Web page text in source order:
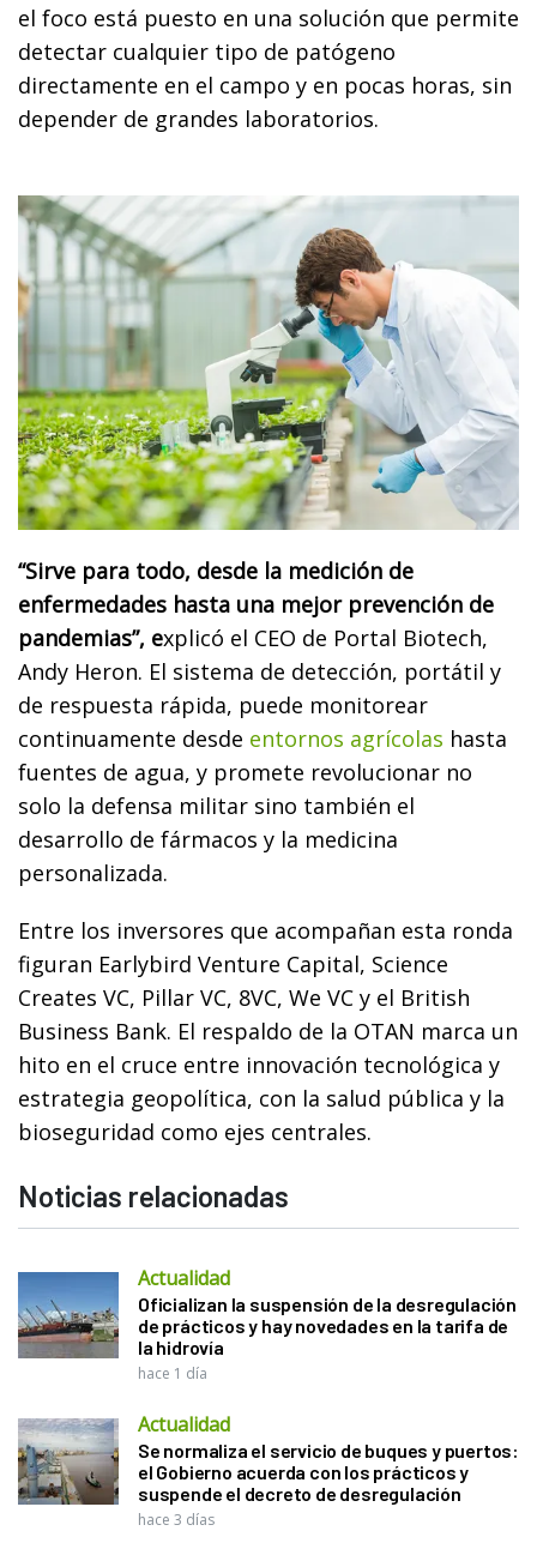
el foco está puesto en una solución que permite
detectar cualquier tipo de patógeno
directamente en el campo y en pocas horas, sin
depender de grandes laboratorios.
“Sirve para todo, desde la medición de
enfermedades hasta una mejor prevención de
pandemias”, explicó el CEO de Portal Biotech,
Andy Heron. El sistema de detección, portátil y
de respuesta rápida, puede monitorear
continuamente desde entornos agrícolas hasta
fuentes de agua, y promete revolucionar no
solo la defensa militar sino también el
desarrollo de fármacos y la medicina
personalizada.
Entre los inversores que acompañan esta ronda
figuran Earlybird Venture Capital, Science
Creates VC, Pillar VC, 8VC, We VC y el British
Business Bank. El respaldo de la OTAN marca un
hito en el cruce entre innovación tecnológica y
estrategia geopolítica, con la salud pública y la
bioseguridad como ejes centrales.
Noticias relacionadas
Actualidad
Oficializan la suspensión de la desregulación
de prácticos y hay novedades en la tarifa de
la hidrovía
hace 1 día
Actualidad
Se normaliza el servicio de buques y puertos:
el Gobierno acuerda con los prácticos y
suspende el decreto de desregulación
hace 3 días